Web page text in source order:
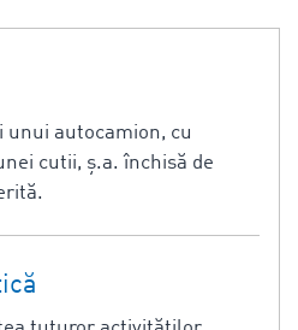
autocamion, cu
cutii, ş.a. închisă de